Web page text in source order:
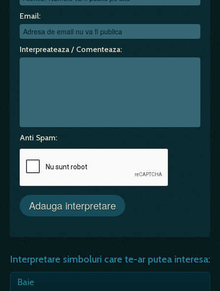
Email:
Interpreateaza / Comenteaza:
Anti Spam:
Interpretare simboluri care te-ar putea interesa:
Baie